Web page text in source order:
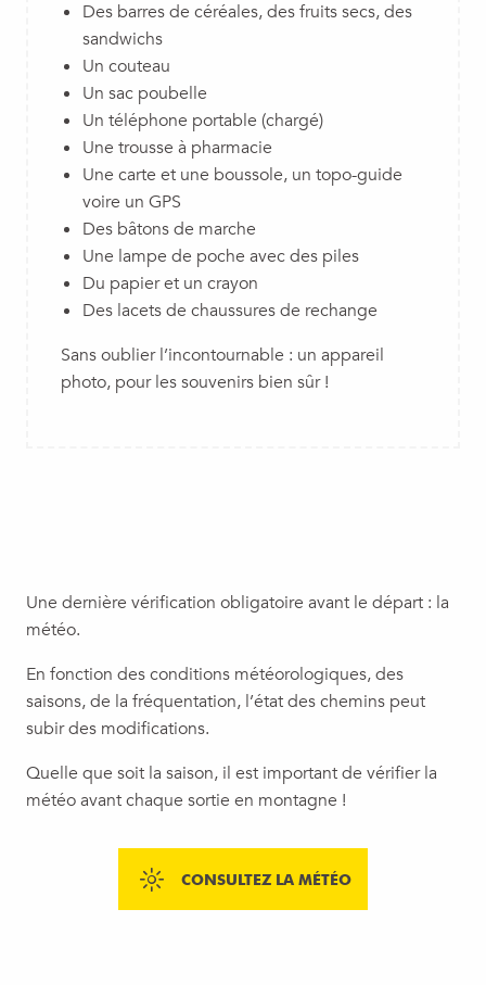
Des barres de céréales, des fruits secs, des
sandwichs
Un couteau
Un sac poubelle
Un téléphone portable (chargé)
Une trousse à pharmacie
Une carte et une boussole, un topo-guide
voire un GPS
Des bâtons de marche
Une lampe de poche avec des piles
Du papier et un crayon
Des lacets de chaussures de rechange
Sans oublier l’incontournable : un appareil
photo, pour les souvenirs bien sûr !
Une dernière vérification obligatoire avant le départ : la
météo.
En fonction des conditions météorologiques, des
saisons, de la fréquentation, l’état des chemins peut
subir des modifications.
Quelle que soit la saison, il est important de vérifier la
météo avant chaque sortie en montagne !
CONSULTEZ LA MÉTÉO